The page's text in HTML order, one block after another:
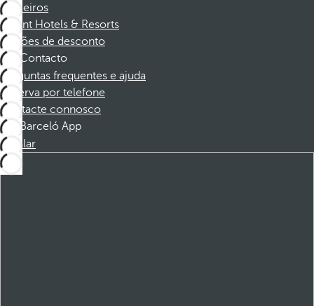
Parceiros
Dorint Hotels & Resorts
Cupões de desconto
Contacto
Perguntas frequentes e ajuda
Reserva por telefone
Contacte connosco
Barceló App
Instalar